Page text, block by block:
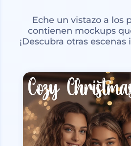
Eche un vistazo a los
contienen mockups
¡Descubra otras